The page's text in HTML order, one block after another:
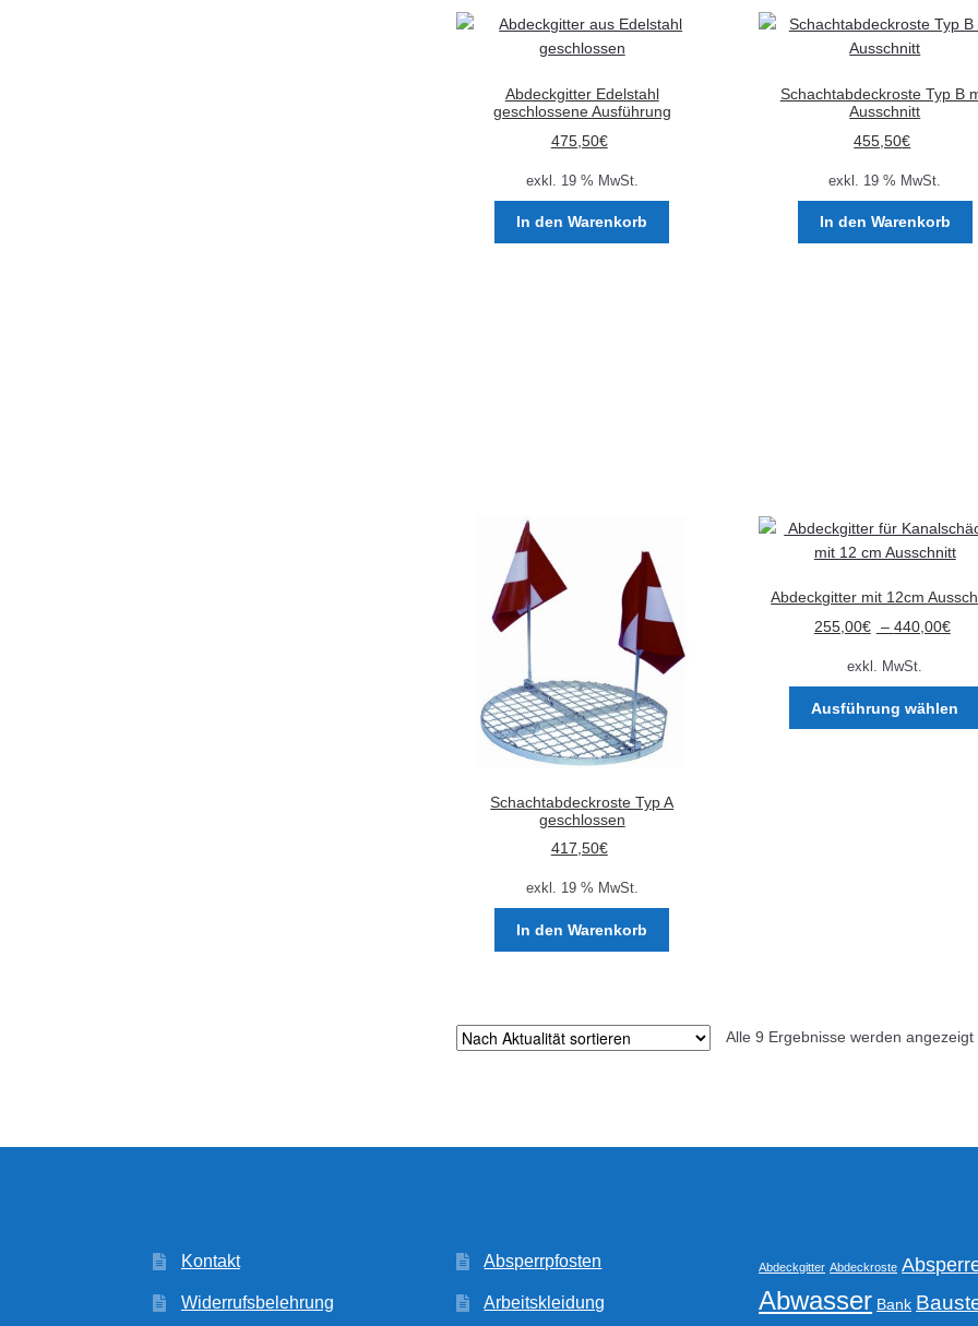
auf.
Abdeckgitter Edelstahl
geschlossene Ausführung
475,50€
exkl. 19 % MwSt.
In den Warenkorb
Schachtabdeckroste Typ B
Ausschnitt
455,50€
exkl. 19 % MwSt.
In den Warenkorb
Schachtabdeckroste Typ A
geschlossen
417,50€
exkl. 19 % MwSt.
In den Warenkorb
Abdeckgitter mit 12cm
255,00€ – 440,00€
exkl. MwSt.
Ausführung wählen
Alle 9 Ergebnisse werden angezeigt
Kontakt
Widerrufsbelehrung
Absperrpfosten
Arbeitskleidung
Abdeckgitter Abdeckroste
Abwasser Bank